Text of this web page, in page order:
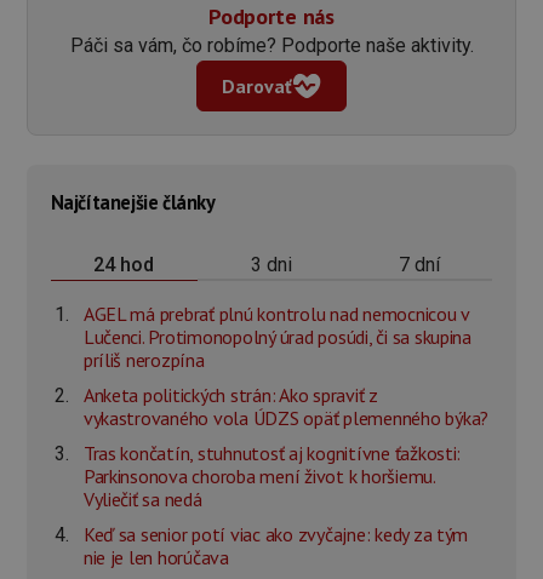
Podporte nás
Páči sa vám, čo robíme? Podporte naše aktivity.
Darovať
Najčítanejšie články
24 hod 3 dni 7 dní
AGEL má prebrať plnú kontrolu nad nemocnicou v
Lučenci. Protimonopolný úrad posúdi, či sa skupina
príliš nerozpína
Anketa politických strán: Ako spraviť z
vykastrovaného vola ÚDZS opäť plemenného býka?
Tras končatín, stuhnutosť aj kognitívne ťažkosti:
Parkinsonova choroba mení život k horšiemu.
Vyliečiť sa nedá
Keď sa senior potí viac ako zvyčajne: kedy za tým
nie je len horúčava